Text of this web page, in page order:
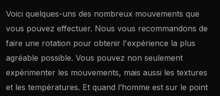
Voici quelques-uns des nombreux mouvements que
vous pouvez effectuer. Nous vous recommandons de
faire une rotation pour obtenir l'expérience la plus
agréable possible. Vous pouvez non seulement
expérimenter les mouvements, mais aussi les textures
et les températures. Et quand l’homme est sur le point